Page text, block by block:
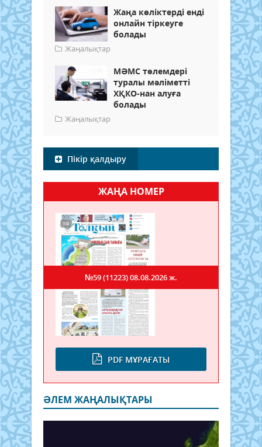
Жаңа көліктерді енді
онлайн тіркеуге
болады
Жаңалықтар
МӘМС төлемдері
туралы мәліметті
ХҚКО-нан алуға
болады
Жаңалықтар
Пікір қалдыру
ЖАҢА НОМЕР
PDF МҰРАҒАТЫ
№59 (11223)08.08.2026 ж.
ӘЛЕМ ЖАҢАЛЫҚТАРЫ